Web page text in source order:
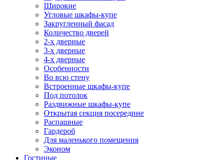
Широкие
Угловые шкафы-купе
Закругленный фасад
Количество дверей
2-х дверные
3-х дверные
4-х дверные
Особенности
Во всю стену
Встроенные шкафы-купе
Под потолок
Раздвижные шкафы-купе
Открытая секция посередине
Распашные
Гардероб
Для маленького помещения
Эконом
Гостиные